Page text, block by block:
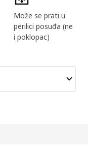
Može se prati u
perilici posuđa (ne
i poklopac)